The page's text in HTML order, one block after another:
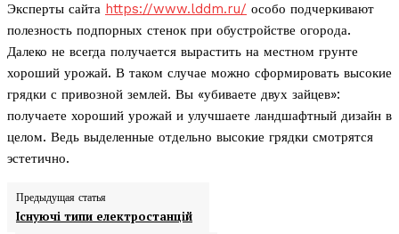
Эксперты сайта https://www.lddm.ru/ особо подчеркивают
полезность подпорных стенок при обустройстве огорода.
Далеко не всегда получается вырастить на местном грунте
хороший урожай. В таком случае можно сформировать высокие
грядки с привозной землей. Вы «убиваете двух зайцев»:
получаете хороший урожай и улучшаете ландшафтный дизайн в
целом. Ведь выделенные отдельно высокие грядки смотрятся
эстетично.
Предыдущая статья
Існуючі типи електростанцій